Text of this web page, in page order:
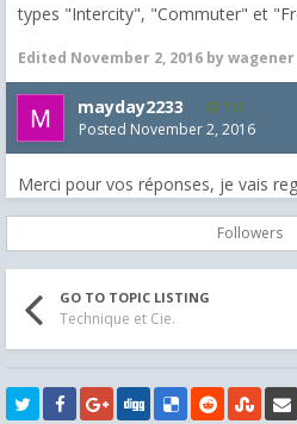
types "Intercity", "Commuter" et
Edited November 2, 2016 by wagener
mayday2233 113
Posted November 2, 2016
Merci pour vos réponses, je vais
Followers
GO TO TOPIC LISTING
Technique et Cie.